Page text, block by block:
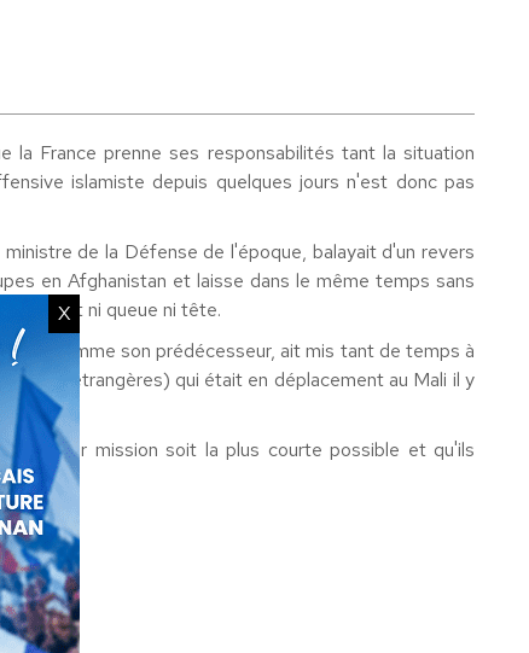
la France prenne ses responsabilités tant la situation
islamiste depuis quelques jours n'est donc pas
de la Défense de l'époque, balayait d'un revers
en Afghanistan et laisse dans le même temps sans
n'avait ni queue ni tête.
comme son prédécesseur, ait mis tant de temps à
étrangères) qui était en déplacement au Mali il y
que leur mission soit la plus courte possible et qu'ils
X